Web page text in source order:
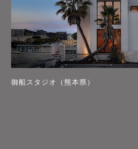
御船スタジオ（熊本県）